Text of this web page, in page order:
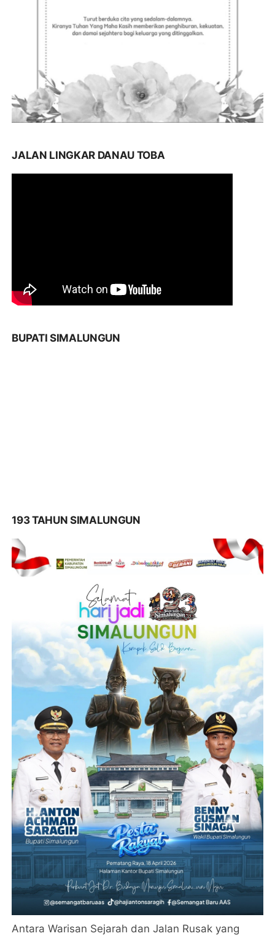
JALAN LINGKAR DANAU TOBA
BUPATI SIMALUNGUN
193 TAHUN SIMALUNGUN
Antara Warisan Sejarah dan Jalan Rusak yang